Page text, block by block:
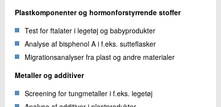
Plastkomponenter og hormonforstyrrende stoffer
Test for ftalater i legetøj og babyprodukter
Analyse af bisphenol A i f.eks. sutteflasker
Migrationsanalyser fra plast og andre materialer
Metaller og additiver
Screening for tungmetaller i f.eks. legetøj